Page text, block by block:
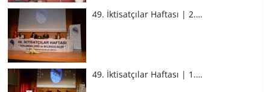
49. İktisatçılar Haftası | 2.…
49. İktisatçılar Haftası | 1.…